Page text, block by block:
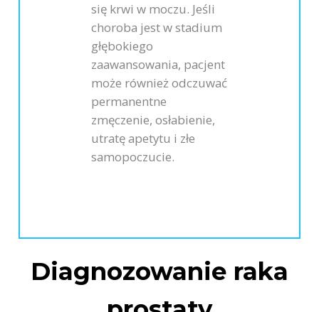
się krwi w moczu. Jeśli
choroba jest w stadium
głębokiego
zaawansowania, pacjent
może również odczuwać
permanentne
zmęczenie, osłabienie,
utratę apetytu i złe
samopoczucie.
Diagnozowanie raka